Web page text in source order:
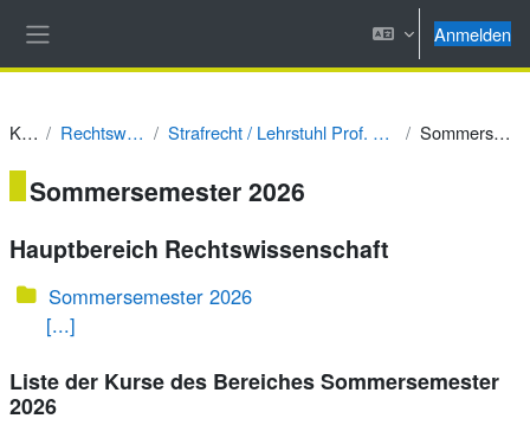
Anmelden
Kurse Rechtswissenschaft Strafrecht / Lehrstuhl Prof. Dr. Henning Ernst Müller Sommersemester 2026
Sommersemester 2026
Hauptbereich Rechtswissenschaft
Sommersemester 2026
[...]
Liste der Kurse des Bereiches Sommersemester
2026